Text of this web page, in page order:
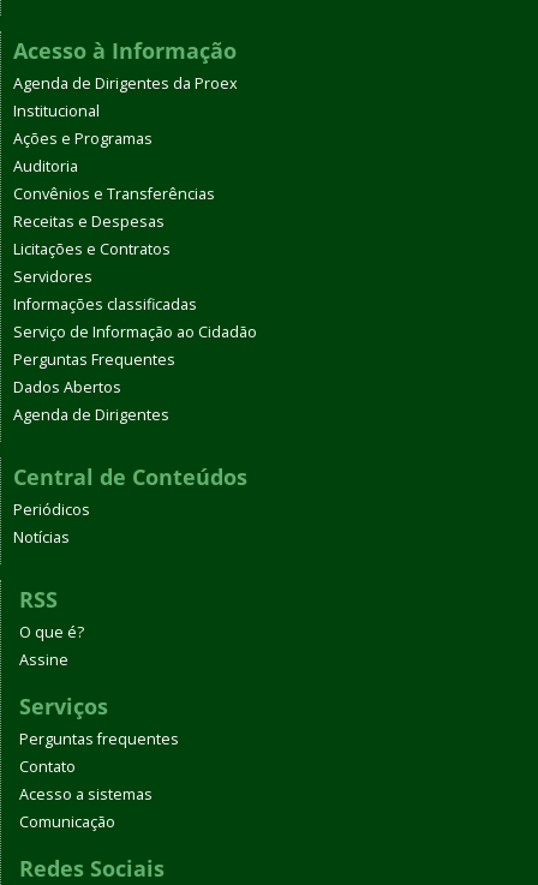
Acesso à Informação
Agenda de Dirigentes da Proex
Institucional
Ações e Programas
Auditoria
Convênios e Transferências
Receitas e Despesas
Licitações e Contratos
Servidores
Informações classificadas
Serviço de Informação ao Cidadão
Perguntas Frequentes
Dados Abertos
Agenda de Dirigentes
Central de Conteúdos
Periódicos
Notícias
RSS
O que é?
Assine
Serviços
Perguntas frequentes
Contato
Acesso a sistemas
Comunicação
Redes Sociais